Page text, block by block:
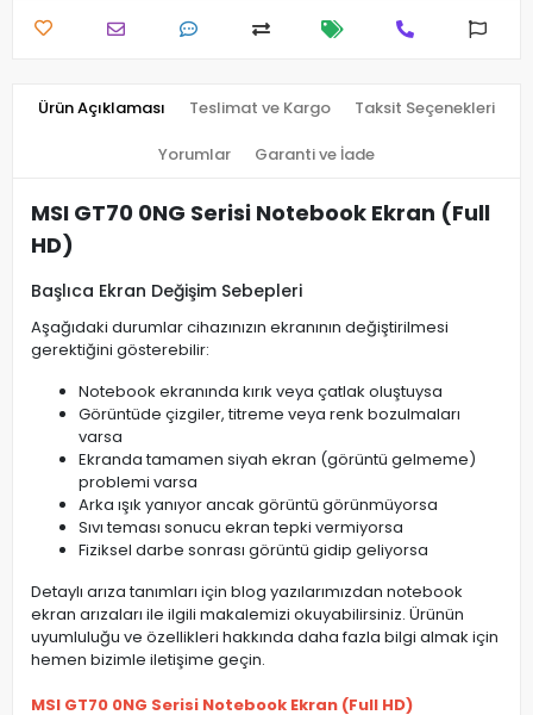
Ürün Açıklaması Teslimat ve Kargo Taksit Seçenekleri
Yorumlar Garanti ve İade
MSI GT70 0NG Serisi Notebook Ekran (Full
HD)
Başlıca Ekran Değişim Sebepleri
Aşağıdaki durumlar cihazınızın ekranının değiştirilmesi
gerektiğini gösterebilir:
Notebook ekranında kırık veya çatlak oluştuysa
Görüntüde çizgiler, titreme veya renk bozulmaları
varsa
Ekranda tamamen siyah ekran (görüntü gelmeme)
problemi varsa
Arka ışık yanıyor ancak görüntü görünmüyorsa
Sıvı teması sonucu ekran tepki vermiyorsa
Fiziksel darbe sonrası görüntü gidip geliyorsa
Detaylı arıza tanımları için blog yazılarımızdan notebook
ekran arızaları ile ilgili makalemizi okuyabilirsiniz. Ürünün
uyumluluğu ve özellikleri hakkında daha fazla bilgi almak için
hemen bizimle iletişime geçin.
MSI GT70 0NG Serisi Notebook Ekran (Full HD)